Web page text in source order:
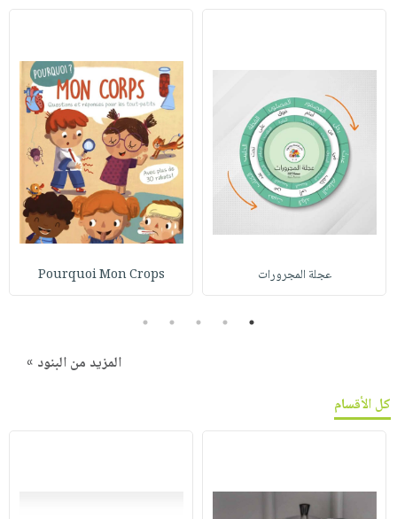
عجلة المجرورات Pourquoi Mon Crops
1
2
3
4
5
المزيد من البنود »
كل الأقسام